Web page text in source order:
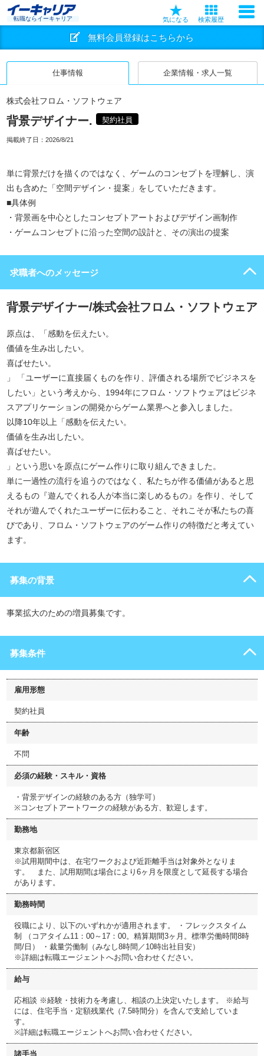
転職ならイーキャリア 気になる 検索履歴
無料会員登録はこちらから
仕事情報 企業情報・求人一覧
株式会社フロム・ソフトウェア
背景デザイナー. 契約社員
掲載終了日： 2026/8/21
単に背景だけを描くのではなく、ゲームのコンセプトを理解し、演
出も含めた「空間デザイン・提案」をしていただきます。
■具体例
・背景画を中心としたコンセプトアートおよびデザイン画制作
・ゲームコンセプトに沿った空間の設計と、その演出の提案
求職者へのメッセージ
背景デザイナー/株式会社フロム・ソフトウェア
原点は、「感動を伝えたい。
価値を生み出したい。
喜ばせたい。
」 「ユーザーに直接届くものを作り、評価される場所でビジネスを
したい」という考えから、1994年にフロム・ソフトウェアはビジネ
スアプリケーションの開発からゲーム業界へと参入しました。
以降10年以上「感動を伝えたい。
価値を生み出したい。
喜ばせたい。
」という思いを原点にゲーム作りに取り組んできました。
単に一過性の流行を追うのではなく、私たちが作る価値があると思
えるもの『遊んでくれる人が本当に楽しめるもの』を作り、そして
それが遊んでくれたユーザーに伝わること、それこそが私たちの喜
びであり、フロム・ソフトウェアのゲーム作りの特徴だと考えてい
ます。
募集の背景
事業拡大のための増員募集です。
募集条件
雇用形態
契約社員
年齢
不問
必須の経験・スキル・資格
・背景デザインの経験のある方（独学可）
※コンセプトアートワークの経験がある方、歓迎します。
勤務地
東京都新宿区
※試用期間中は、在宅ワークおよび近距離手当は対象外となりま
す。 また、試用期間は場合により6ヶ月を限度として延長する場合
があります。
勤務時間
役職により、以下のいずれかが適用されます。 ・フレックスタイム
制 （コアタイム11：00～17：00。精算期間3ヶ月。標準労働時間8時
間/日） ・裁量労働制（みなし8時間／10時出社目安）
※詳細は転職エージェントへお問い合わせください。
給与
応相談 ※経験・技術力を考慮し、相談の上決定いたします。 ※給与
には、住宅手当・定額残業代（7.5時間分）を含んで支給していま
す。
※詳細は転職エージェントへお問い合わせください。
諸手当